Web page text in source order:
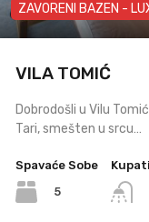
ZAVORENI BAZEN -
VILA TOMIĆ
Dobrodošli u Vilu
Tari, smešten u srcu…
Spavaće Sobe
5